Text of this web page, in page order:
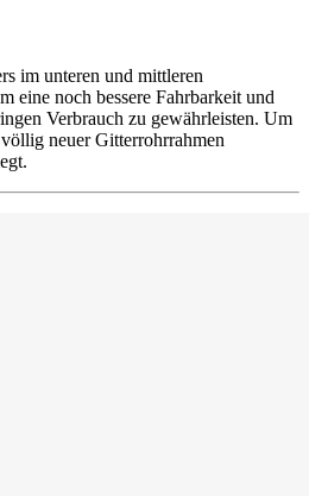
im unteren und mittleren
eine noch bessere Fahrbarkeit und
Verbrauch zu gewährleisten. Um
neuer Gitterrohrrahmen